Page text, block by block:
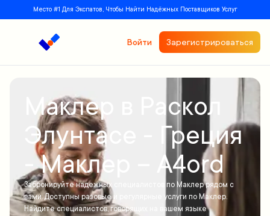
Место #1 Для Экспатов, Чтобы Найти Надёжных Поставщиков Услуг
Войти Зарегистрироваться
Маклер в Раскол
Элунтасе - Греция
- Маклер – A4ord
Забронируйте надежных специалистов по Маклер рядом с
вами. Доступны разовые и регулярные услуги по Маклер.
Найдите специалистов, говорящих на вашем языке